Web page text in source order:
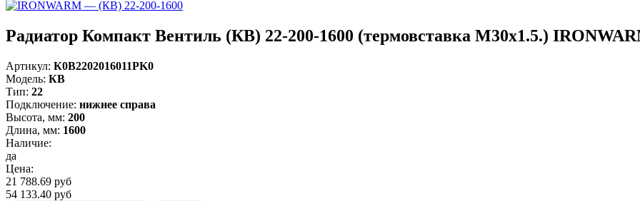
Радиатор Компакт Вентиль (КВ) 22-200-1600 (термовставка М30х1.5.)
Артикул: К0В2202016011PK0
Модель: КВ
Тип: 22
Подключение: нижнее справа
Высота, мм: 200
Длина, мм: 1600
Наличие:
да
Цена:
21 788.69 руб
54 133.40 руб